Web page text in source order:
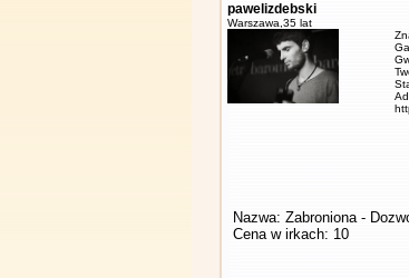
pawelizdebski
Warszawa, 35 lat
Nazwa: Zabroniona -
Cena w irkach: 10